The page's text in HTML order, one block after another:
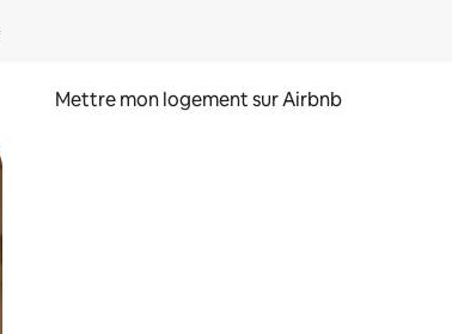
Mettre mon logement sur Airbnb